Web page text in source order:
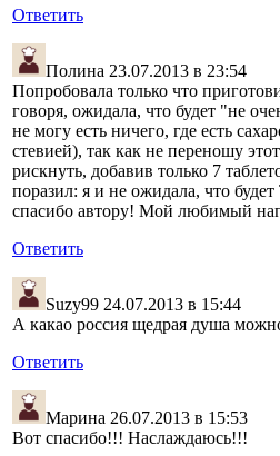
Ответить
Полина 23.07.2013 в 23:54
Попробовала только что
говоря, ожидала, что будет "не
не могу есть ничего, где есть
стевией), так как не переношу
рискнуть, добавив только 7
поразил: я и не ожидала, что
спасибо автору! Мой любимый
Ответить
Suzy99 24.07.2013 в 15:44
А какао россия щедрая душа
Ответить
Марина 26.07.2013 в 15:53
Вот спасибо!!! Наслаждаюсь!!!